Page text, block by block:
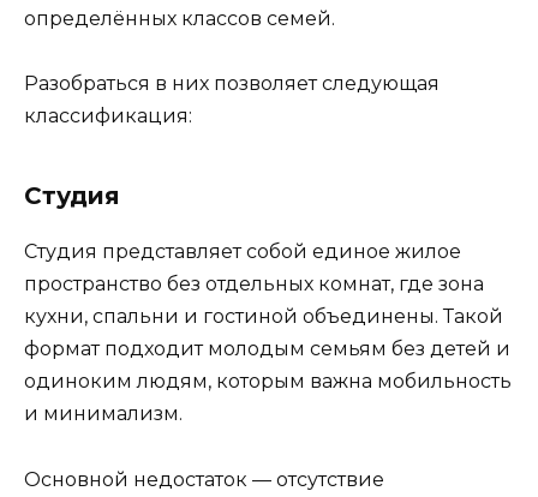
определённых классов семей.
Разобраться в них позволяет следующая
классификация:
Студия
Студия представляет собой единое жилое
пространство без отдельных комнат, где зона
кухни, спальни и гостиной объединены. Такой
формат подходит молодым семьям без детей и
одиноким людям, которым важна мобильность
и минимализм.
Основной недостаток — отсутствие